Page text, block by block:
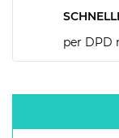
per DPD